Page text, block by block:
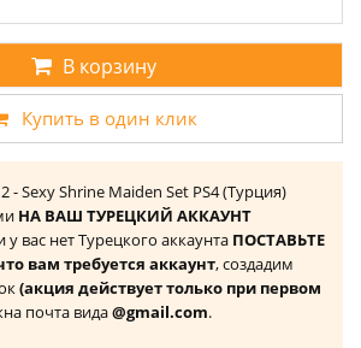
В корзину
Купить в один клик
- Sexy Shrine Maiden Set PS4 (Турция)
НА ВАШ ТУРЕЦКИЙ АККАУНТ
у вас нет Турецкого аккаунта ПОСТАВЬТЕ
вам требуется аккаунт, создадим
(акция действует только при первом
почта вида@gmail.com.